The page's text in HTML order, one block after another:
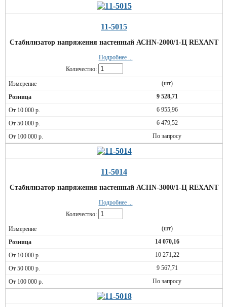
11-5015
Стабилизатор напряжения настенный АСНN-2000/1-Ц REXANT
Подробнее ...
Количество:
(шт)
9 528,71
6 955,96
6 479,52
По запросу
11-5014
Стабилизатор напряжения настенный АСНN-3000/1-Ц REXANT
Подробнее ...
Количество:
(шт)
14 070,16
10 271,22
9 567,71
По запросу